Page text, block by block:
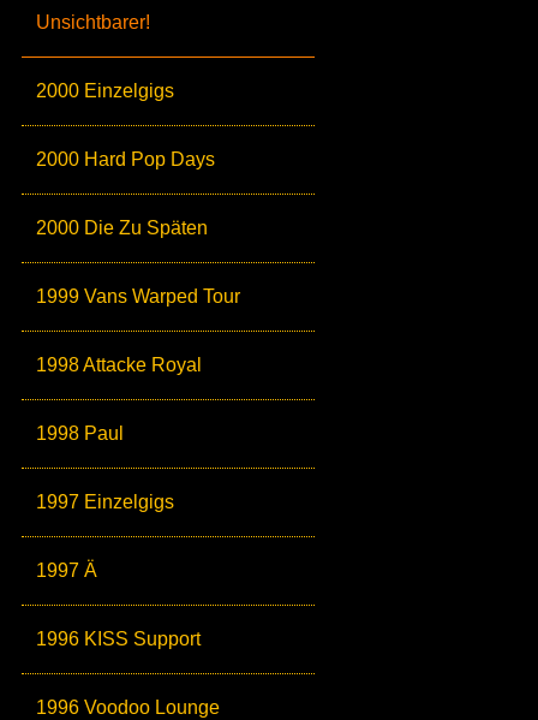
Unsichtbarer!
2000 Einzelgigs
2000 Hard Pop Days
2000 Die Zu Späten
1999 Vans Warped Tour
1998 Attacke Royal
1998 Paul
1997 Einzelgigs
1997 Ä
1996 KISS Support
1996 Voodoo Lounge